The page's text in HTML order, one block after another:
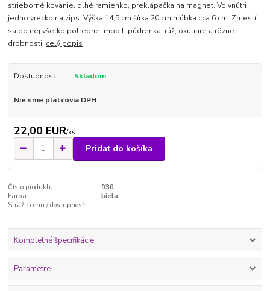
strieborné kovanie, dlhé ramienko, preklápačka na magnet. Vo vnútri
jedno vrecko na zips. Výška 14,5 cm šírka 20 cm hrúbka cca 6 cm. Zmestí
sa do nej všetko potrebné, mobil, púdrenka, rúž, okuliare a rôzne
drobnosti. celý popis
Dostupnosť Skladom
Nie sme platcovia DPH
22,00 EUR/ks
Pridať do košíka
Číslo produktu:
930
Farba:
biela
Strážiť cenu / dostupnosť
Kompletné špecifikácie
Parametre